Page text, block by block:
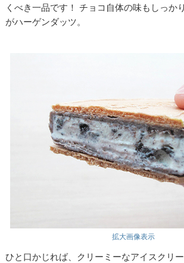
くべき一品です！ チョコ自体の味もしっか
がハーゲンダッツ。
拡大画像表示
ひと口かじれば、クリーミーなアイスクリ